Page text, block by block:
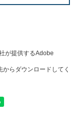
が提供するAdobe
らダウンロードしてく